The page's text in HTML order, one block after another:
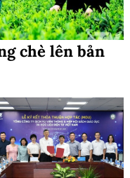
chè lên bản